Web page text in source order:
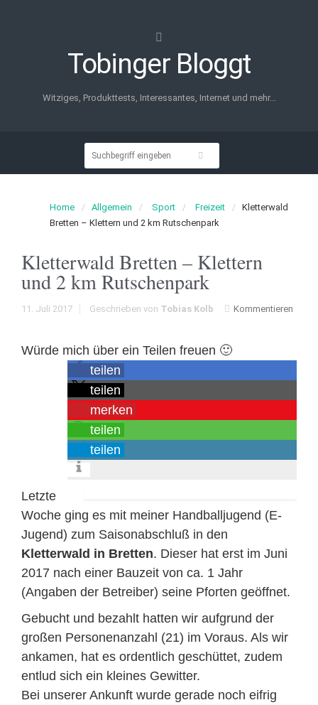
Tobinger Bloggt
Witziges, Produkttests, Interessantes, Internet und mehr...
Home Allgemein Sport Freizeit
Kletterwald
Bretten – Klettern und 2 km Rutschenpark
Kletterwald Bretten – Klettern
und 2 km Rutschenpark
11. Juli 2017 Kommentieren
Geschrieben von Tobias Kolb
Würde mich über ein Teilen freuen 🙂
teilen
teilen
merken
teilen
teilen
Letzte
Woche ging es mit meiner Handballjugend (E-
Jugend) zum Saisonabschluß in den
Kletterwald in Bretten. Dieser hat erst im Juni
2017 nach einer Bauzeit von ca. 1 Jahr
(Angaben der Betreiber) seine Pforten geöffnet.
Gebucht und bezahlt hatten wir aufgrund der
großen Personenanzahl (21) im Voraus. Als wir
ankamen, hat es ordentlich geschüttet, zudem
entlud sich ein kleines Gewitter.
Bei unserer Ankunft wurde gerade noch eifrig